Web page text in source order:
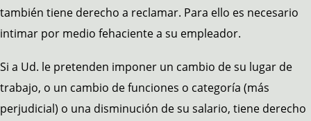
también tiene derecho a reclamar. Para ello es necesario
intimar por medio fehaciente a su empleador.
Si a Ud. le pretenden imponer un cambio de su lugar de
trabajo, o un cambio de funciones o categoría (más
perjudicial) o una disminución de su salario, tiene derecho